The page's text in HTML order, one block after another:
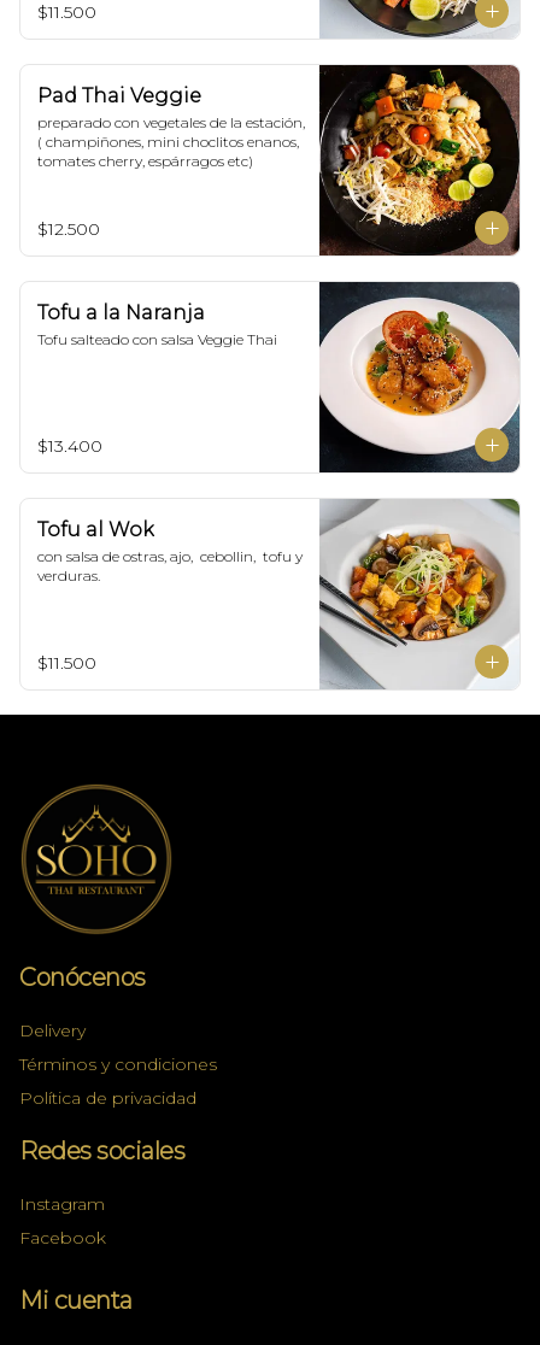
$11.500
Pad Thai Veggie
preparado con vegetales de la estación,
( champiñones, mini choclitos enanos,
tomates cherry, espárragos etc)
$12.500
Tofu a la Naranja
Tofu salteado con salsa Veggie Thai
$13.400
Tofu al Wok
con salsa de ostras, ajo,  cebollin,  tofu y
verduras.
$11.500
Conócenos
Delivery
Términos y condiciones
Política de privacidad
Redes sociales
Instagram
Facebook
Mi cuenta